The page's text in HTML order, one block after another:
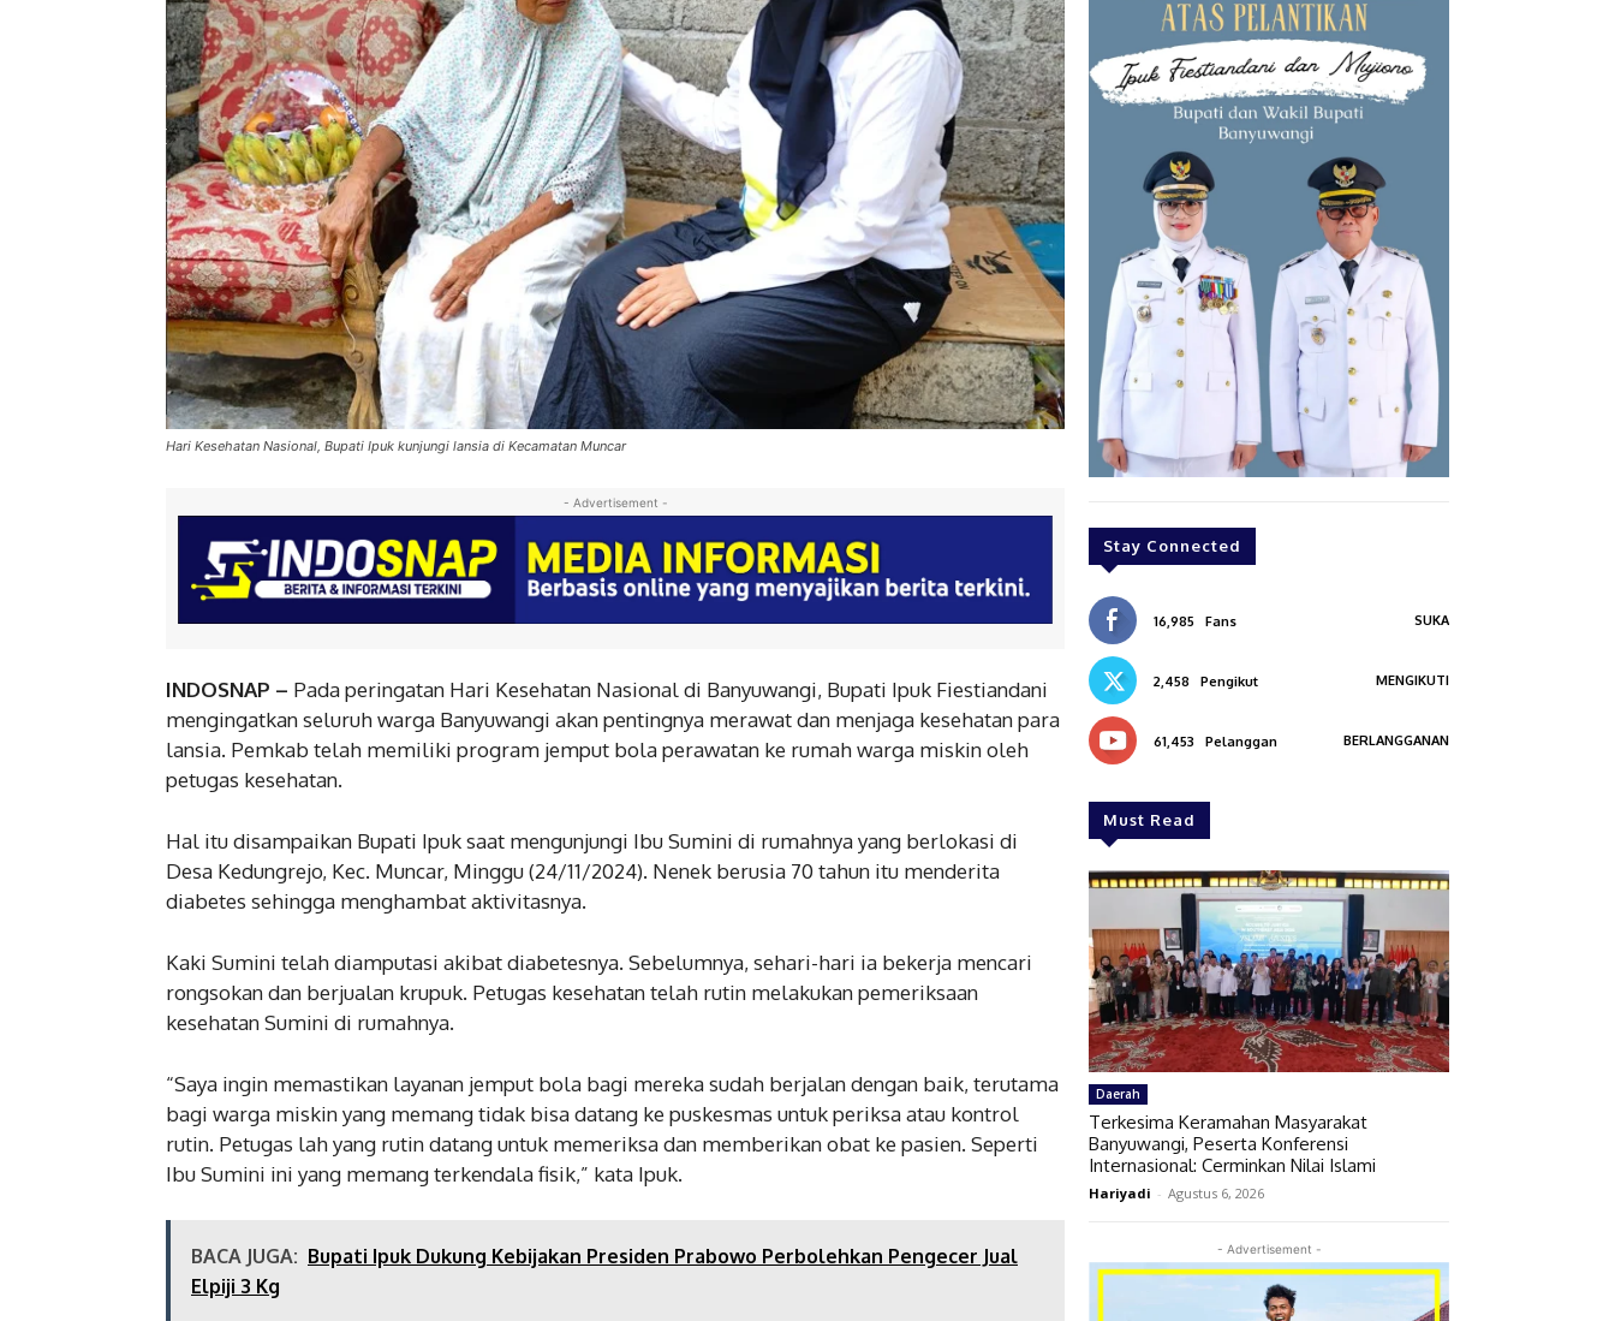
Hari Kesehatan Nasional, Bupati Ipuk kunjungi lansia di Kecamatan Muncar
- Advertisement -
INDOSNAP – Pada peringatan Hari Kesehatan Nasional di Banyuwangi, Bupati Ipuk Fiestiandani
mengingatkan seluruh warga Banyuwangi akan pentingnya merawat dan menjaga kesehatan para
lansia. Pemkab telah memiliki program jemput bola perawatan ke rumah warga miskin oleh
petugas kesehatan.
Hal itu disampaikan Bupati Ipuk saat mengunjungi Ibu Sumini di rumahnya yang berlokasi di
Desa Kedungrejo, Kec. Muncar, Minggu (24/11/2024). Nenek berusia 70 tahun itu menderita
diabetes sehingga menghambat aktivitasnya.
Kaki Sumini telah diamputasi akibat diabetesnya. Sebelumnya, sehari-hari ia bekerja mencari
rongsokan dan berjualan krupuk. Petugas kesehatan telah rutin melakukan pemeriksaan
kesehatan Sumini di rumahnya.
“Saya ingin memastikan layanan jemput bola bagi mereka sudah berjalan dengan baik, terutama
bagi warga miskin yang memang tidak bisa datang ke puskesmas untuk periksa atau kontrol
rutin. Petugas lah yang rutin datang untuk memeriksa dan memberikan obat ke pasien. Seperti
Ibu Sumini ini yang memang terkendala fisik,” kata Ipuk.
BACA JUGA: Bupati Ipuk Dukung Kebijakan Presiden Prabowo Perbolehkan Pengecer Jual
Elpiji 3 Kg
Stay Connected
16,985 Fans SUKA
2,458 Pengikut MENGIKUTI
61,453 Pelanggan BERLANGGANAN
Must Read
Daerah
Terkesima Keramahan Masyarakat
Banyuwangi, Peserta Konferensi
Internasional: Cerminkan Nilai Islami
Hariyadi - Agustus 6, 2026
- Advertisement -